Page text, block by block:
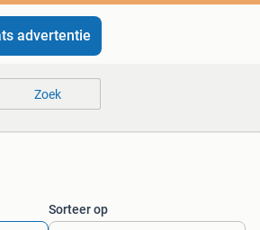
advertentie
Zoek
Sorteer op